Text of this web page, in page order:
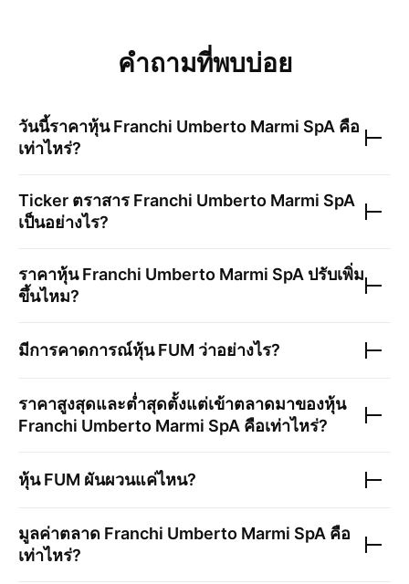
คำถามที่พบบ่อย
วันนี้ราคาหุ้นFranchi Umberto Marmi SpA คือ
เท่าไหร่?
Ticker ตราสาร Franchi Umberto Marmi SpA
เป็นอย่างไร?
ราคาหุ้นFranchi Umberto Marmi SpA ปรับเพิ่ม
ขึ้นไหม?
มีการคาดการณ์หุ้นFUM ว่าอย่างไร?
ราคาสูงสุดและต่ำสุดตั้งแต่เข้าตลาดมาของหุ้น
Franchi Umberto Marmi SpA คือเท่าไหร่?
หุ้นFUM ผันผวนแค่ไหน?
มูลค่าตลาด Franchi Umberto Marmi SpA คือ
เท่าไหร่?